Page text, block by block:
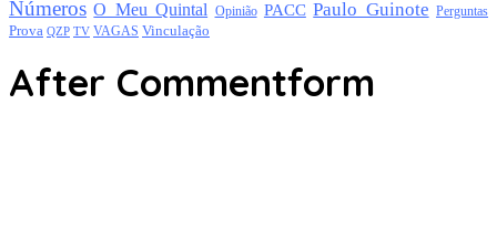
Números O Meu Quintal Opinião PACC Paulo Guinote Perguntas
Prova QZP TV VAGAS Vinculação
After Commentform